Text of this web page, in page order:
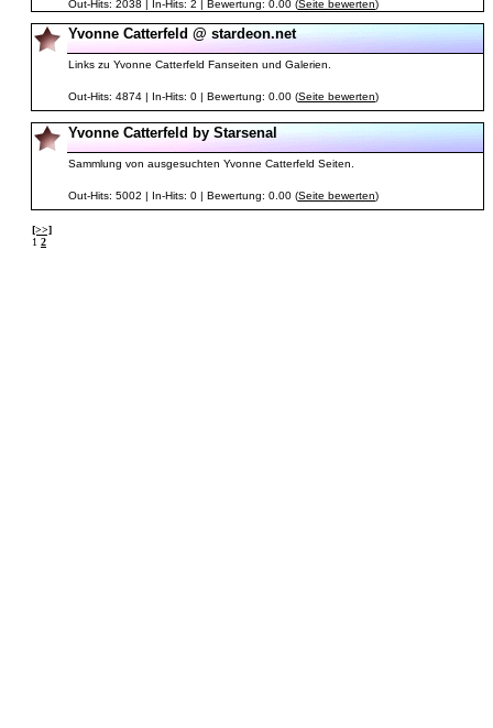
Out-Hits: 2038 | In-Hits: 2 | Bewertung: 0.00 (Seite bewerten)
Yvonne Catterfeld @ stardeon.net
Links zu Yvonne Catterfeld Fanseiten und Galerien.
Out-Hits: 4874 | In-Hits: 0 | Bewertung: 0.00 (Seite bewerten)
Yvonne Catterfeld by Starsenal
Sammlung von ausgesuchten Yvonne Catterfeld Seiten.
Out-Hits: 5002 | In-Hits: 0 | Bewertung: 0.00 (Seite bewerten)
[>>]
1 2